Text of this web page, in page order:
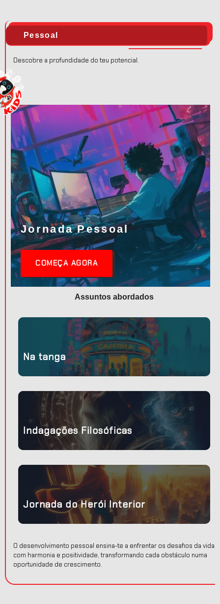
Pessoal
Descobre a profundidade do teu potencial.
Jornada Pessoal
COMEÇA AGORA
Assuntos abordados
Na tanga
Indagações Filosóficas
Jornada do Herói Interior
O desenvolvimento pessoal ensina-te a enfrentar os desafios da vida
com harmonia e positividade, transformando cada obstáculo numa
oportunidade de crescimento.